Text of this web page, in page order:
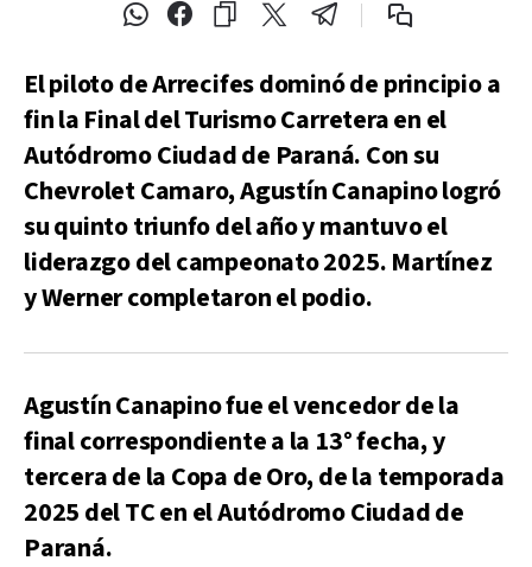
El piloto de Arrecifes dominó de principio a
fin la Final del Turismo Carretera en el
Autódromo Ciudad de Paraná. Con su
Chevrolet Camaro, Agustín Canapino logró
su quinto triunfo del año y mantuvo el
liderazgo del campeonato 2025. Martínez
y Werner completaron el podio.
Agustín Canapino fue el vencedor de la
final correspondiente a la 13° fecha, y
tercera de la Copa de Oro, de la temporada
2025 del TC en el Autódromo Ciudad de
Paraná.